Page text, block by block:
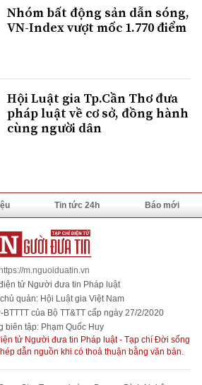
Nhóm bất động sản dẫn sóng,
VN-Index vượt mốc 1.770 điểm
Hội Luật gia Tp.Cần Thơ đưa
pháp luật về cơ sở, đồng hành
cùng người dân
Tin tức 24h Báo mới
m.nguoiduatin.vn
tử Người đưa tin Pháp luật
quản: Hội Luật gia Việt Nam
của Bộ TT&TT cấp ngày 27/2/2020
biên tập: Phạm Quốc Huy
tử Người đưa tin Pháp luật - Tạp chí Đời sống
dẫn nguồn khi có thoả thuận bằng văn bản.